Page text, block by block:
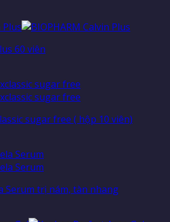
60 viên
sugar free ( hộp 10 viên)
Serum trị nám, tàn nhang